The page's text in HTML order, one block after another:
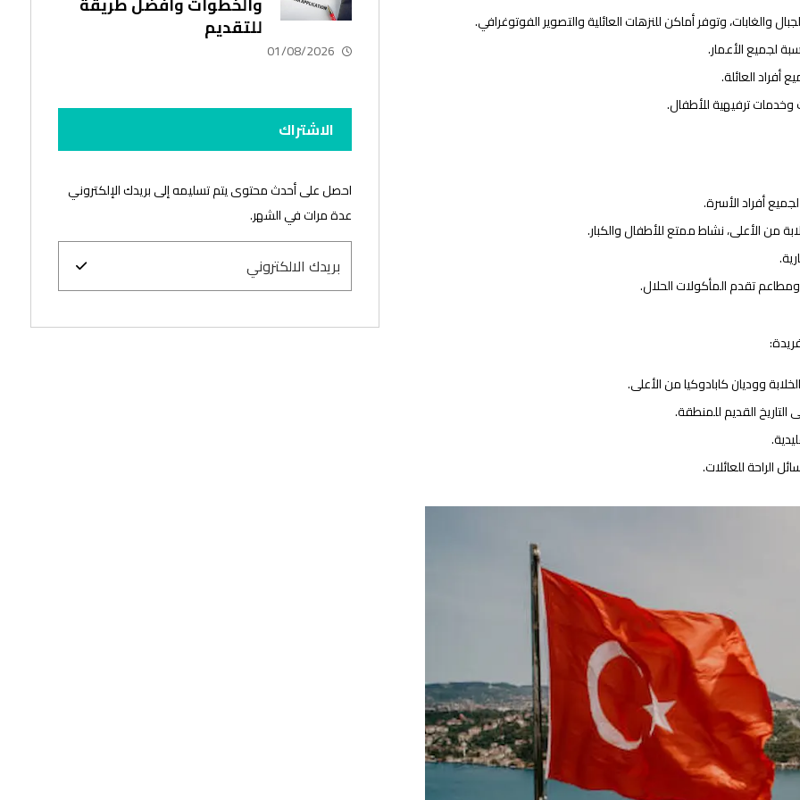
والغابات، وتوفر أماكن للنزهات العائلية والتصوير الفوتوغرافي.
لجميع الأعمار.
العائلة.
ترفيهية للأطفال.
أفراد الأسرة.
من الأعلى، نشاط ممتع للأطفال والكبار.
تقدم المأكولات الحلال.
ووديان كابادوكيا من الأعلى.
القديم للمنطقة.
الراحة للعائلات.
للتقديم
01/08/2026
الاشتراك
احصل على أحدث محتوى يتم تسليمه إلى بريدك الإلكتروني
عدة مرات في الشهر.